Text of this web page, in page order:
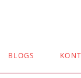
BLOGS